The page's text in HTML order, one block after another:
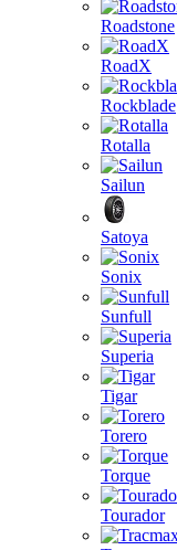
Roadstone
RoadX
Rockblade
Rotalla
Sailun
Satoya
Sonix
Sunfull
Superia
Tigar
Torero
Torque
Tourador